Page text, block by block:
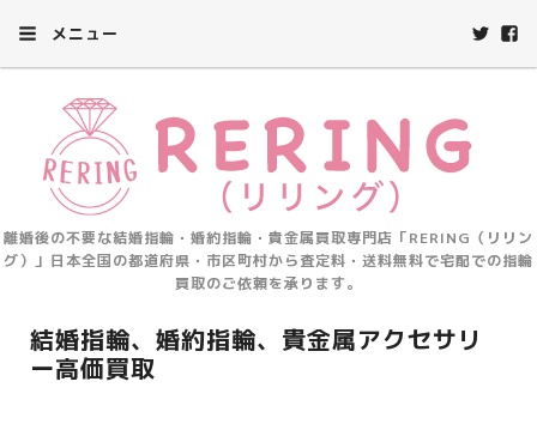
メニュー
離婚後の不要な結婚指輪・婚約指輪・貴金属買取専門店「RERING（リリン
グ）」日本全国の都道府県・市区町村から査定料・送料無料で宅配での指輪
買取のご依頼を承ります。
結婚指輪、婚約指輪、貴金属アクセサリ
ー高価買取